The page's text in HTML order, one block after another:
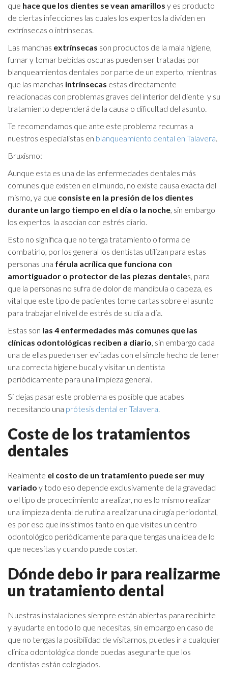
que hace que los dientes se vean amarillos y es producto
de ciertas infecciones las cuales los expertos la dividen en
extrínsecas o intrínsecas.
Las manchas extrínsecas son productos de la mala higiene,
fumar y tomar bebidas oscuras pueden ser tratadas por
blanqueamientos dentales por parte de un experto, mientras
que las manchas intrínsecas estas directamente
relacionadas con problemas graves del interior del diente y su
tratamiento dependerá de la causa o dificultad del asunto.
Te recomendamos que ante este problema recurras a
nuestros especialistas en blanqueamiento dental en Talavera.
Bruxismo:
Aunque esta es una de las enfermedades dentales más
comunes que existen en el mundo, no existe causa exacta del
mismo, ya que consiste en la presión de los dientes
durante un largo tiempo en el día o la noche, sin embargo
los expertos la asocian con estrés diario.
Esto no significa que no tenga tratamiento o forma de
combatirlo, por los general los dentistas utilizan para estas
personas una férula acrílica que funciona con
amortiguador o protector de las piezas dentales, para
que la personas no sufra de dolor de mandíbula o cabeza, es
vital que este tipo de pacientes tome cartas sobre el asunto
para trabajar el nivel de estrés de su día a día.
Estas son las 4 enfermedades más comunes que las
clínicas odontológicas reciben a diario, sin embargo cada
una de ellas pueden ser evitadas con el simple hecho de tener
una correcta higiene bucal y visitar un dentista
periódicamente para una limpieza general.
Si dejas pasar este problema es posible que acabes
necesitando una prótesis dental en Talavera.
Coste de los tratamientos
dentales
Realmente el costo de un tratamiento puede ser muy
variado y todo eso depende exclusivamente de la gravedad
o el tipo de procedimiento a realizar, no es lo mismo realizar
una limpieza dental de rutina a realizar una cirugía periodontal,
es por eso que insistimos tanto en que visites un centro
odontológico periódicamente para que tengas una idea de lo
que necesitas y cuando puede costar.
Dónde debo ir para realizarme
un tratamiento dental
Nuestras instalaciones siempre están abiertas para recibirte
y ayudarte en todo lo que necesitas, sin embargo en caso de
que no tengas la posibilidad de visitarnos, puedes ir a cualquier
clínica odontológica donde puedas asegurarte que los
dentistas están colegiados.